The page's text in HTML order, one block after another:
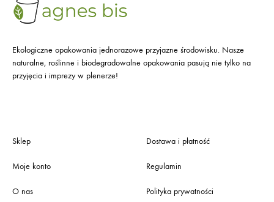
Ekologiczne opakowania jednorazowe przyjazne środowisku. Nasze
naturalne, roślinne i biodegradowalne opakowania pasują nie tylko na
przyjęcia i imprezy w plenerze!
Sklep
Moje konto
O nas
Dostawa i płatność
Regulamin
Polityka prywatności